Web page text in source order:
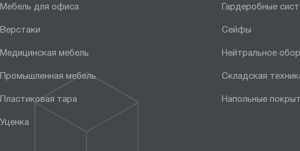
Мебель для офиса Гардеробные
Верстаки Сейфы
Медицинская мебель Нейтральное
Промышленная мебель Складская
Пластиковая тара Напольные
Уценка